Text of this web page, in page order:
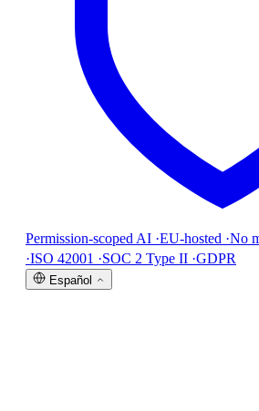
Permission-scoped AI ·EU-hosted ·No
·ISO 42001 ·SOC 2 Type II ·GDPR
Español